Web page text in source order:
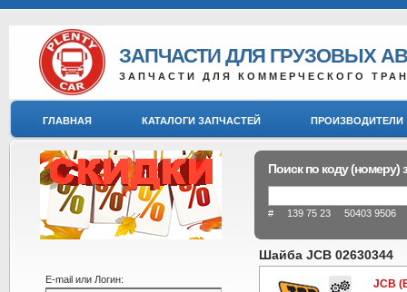
ЗАПЧАСТИ ДЛЯ ГРУЗОВЫХ
ЗАПЧАСТИ ДЛЯ КОММЕРЧЕСКОГО
ГЛАВНАЯ КАТАЛОГИ ЗАПЧАСТЕЙ ПРОИЗВОДИТЕЛИ
Поиск по коду (номеру)
# 139 75 23 50403 9506
Шайба JCB 02630344
JCB
E-mail или Логин: